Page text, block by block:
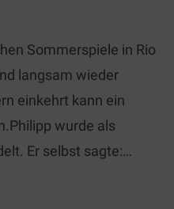
Sommerspiele in Rio
langsam wieder
einkehrt kann ein
wurde als
Er selbst sagte:…